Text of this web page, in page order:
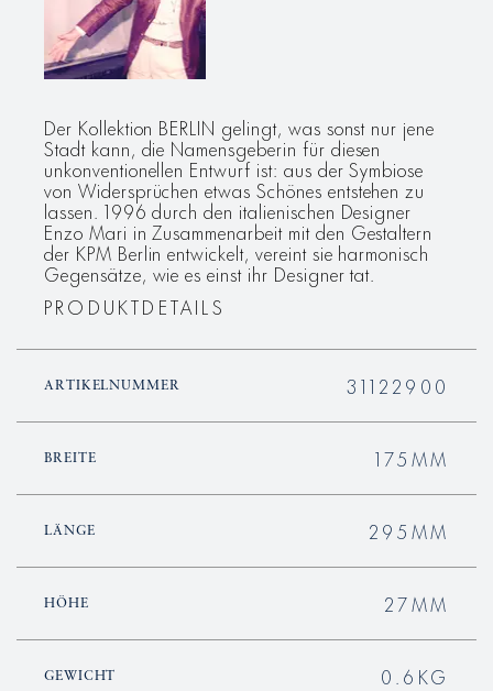
Der Kollektion BERLIN gelingt, was sonst nur jene
Stadt kann, die Namensgeberin für diesen
unkonventionellen Entwurf ist: aus der Symbiose
von Widersprüchen etwas Schönes entstehen zu
lassen. 1996 durch den italienischen Designer
Enzo Mari in Zusammenarbeit mit den Gestaltern
der KPM Berlin entwickelt, vereint sie harmonisch
Gegensätze, wie es einst ihr Designer tat.
PRODUKTDETAILS
ARTIKELNUMMER 31122900
BREITE 175MM
LÄNGE 295MM
HÖHE 27MM
GEWICHT 0.6KG